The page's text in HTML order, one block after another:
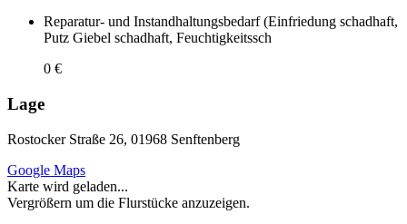
Reparatur- und Instandhaltungsbedarf (Einfriedung schadhaft,
Putz Giebel schadhaft, Feuchtigkeitssch
0 €
Lage
Rostocker Straße 26, 01968 Senftenberg
Google Maps
Karte wird geladen...
Vergrößern um die Flurstücke anzuzeigen.